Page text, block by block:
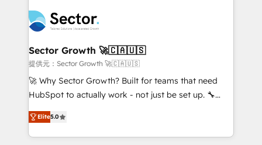
technology and people with each other. Together we
strive for optimal customer processes and
experiences. Systony – We believe you can grow!
businesses. Our teams are based in North America
and APAC. We are HubSpot's top-ranked Advanced
Implementation Certified Partner and we contribute
to their advisory council. We strive to do 'good work
with good people' and have worked with incredible
brands. You can see some of them on our website,
Sector Growth 🚀🇨🇦🇺🇸
提供元：Sector Growth 🚀🇨🇦🇺🇸
🚀 Why Sector Growth? Built for teams that need
HubSpot to actually work - not just be set up. 🔧
HubSpot Experts: Onboarding, migrations,
automation, and training built for adoption. ⚡ Highly
Technical Execution: ERP, EMR and Custom
Elite5.0